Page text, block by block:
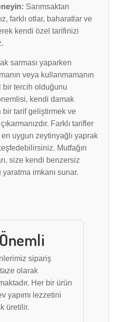
Sarımsaktan
farklı otlar, baharatlar ve
kendi özel tarifinizi
sarması yaparken
veya kullanmamanın
bir tercih olduğunu
kendi damak
bir tarif geliştirmek ve
Farklı tarifler
uygun zeytinyağlı yaprak
Mutfağın
size kendi benzersiz
yaratma imkanı sunar.
Önemli
sipariş
olarak
Her bir ürün
yapımı lezzetini
üretilir.